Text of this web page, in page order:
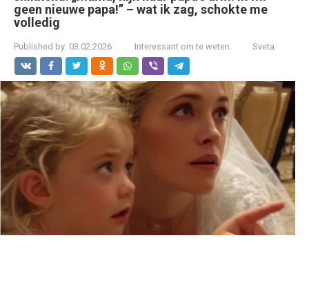
geen nieuwe papa!” – wat ik zag, schokte me
volledig
Published by: 03.02.2026 Interessant om te weten Sveta